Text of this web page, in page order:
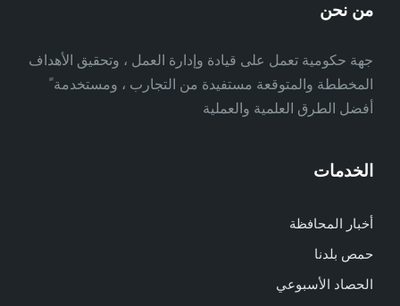
من نحن
جهة حكومية تعمل على قيادة وإدارة العمل ، وتحقيق الأهداف
المخططة والمتوقعة مستفيدة من التجارب ، ومستخدمة ً
أفضل الطرق العلمية والعملية
الخدمات
أخبار المحافظة
حمص بلدنا
الحصاد الأسبوعي